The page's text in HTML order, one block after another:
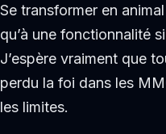
Se transformer en
qu’à une fonctionnalité
J’espère vraiment que
perdu la foi dans les
les limites.